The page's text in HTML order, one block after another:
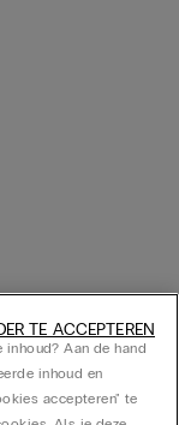
Aan de hand
inhoud en
accepteren" te
TE ACCEPTEREN